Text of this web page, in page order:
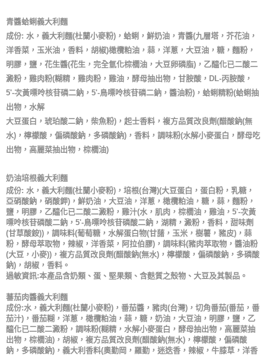
青醬蛤蜊義大利麵
成份: 水，義大利麵(杜蘭小麥粉)，蛤蜊，鮮奶油，青醬(九層塔，芥花油，
洋香菜，玉米油，香料，胡椒)橄欖粕油，蒜，洋蔥，大豆油，糖，麵粉，
明膠，鹽，花生醬(花生，完全氫化棕櫚油，大豆卵磷脂)，乙醯化已二酸二
澱粉，雞肉粉(糊精，雞肉粉，雞油，酵母抽出物，甘胺酸，DL-丙胺酸，
5'-次黃嘌呤核苷磷二鈉，5'-鳥嘌呤核苷磷二鈉，醬油粉)，蛤蜊精粉(蛤蜊抽
出物，水解
大豆蛋白，琥珀酸二鈉，柴魚粉)，起士香料，複方品質改良劑(醋酸鈉(無
水)，檸檬酸，偏磷酸鈉，多磷酸鈉)，香料，調味粉(水解小麥蛋白，酵母吃
出物，高麗菜抽出物，棕櫚油)
奶油培根義大利麵
成份: 水，義大利麵(杜蘭小麥粉)，培根(台灣)(大豆蛋白，蛋白粉，乳糖，
亞硝酸鈉，硝酸鉀)，鮮奶油，大豆油，洋蔥，橄欖粕油，糖，蒜，麵粉，
鹽，明膠，乙醯化已二酸二澱粉，雞汁(水，肌肉，棕櫚油，雞油，5'-次黃
嘌呤核苷磷酸二鈉，5'-鳥嘌呤核苷磷酸二鈉，湖精，澱粉，香料，甜味劑
(甘草酸銨))，調味料(葡萄糖，水解蛋白物(甘藷，玉米，樹薯，豬皮)，蒜
粉，酵母萃取物，辣椒，洋香菜，阿拉伯膠)，調味料(豬肉萃取物，醬油粉
(大豆，小麥))，複方品質改良劑(醋酸鈉(無水)，檸檬酸，偏磷酸鈉，多磷酸
鈉)，胡椒，香料。
過敏資訊:本產品含奶類、蛋、堅果類、含麩質之殼物、大豆及其製品。
蕃茄肉醬義大利麵
成份:水，義大利麵(杜蘭小麥粉)，番茄醬，豬肉(台灣)，切角番茄(番茄，番
茄汁)，番茄糊，洋蔥，橄欖粕油，蒜，糖，奶油，大豆油，明膠，鹽，乙
醯化已二酸二澱粉，調味粉(糊精，水解小麥蛋白，酵母抽出物，高麗菜抽
出物，棕櫚油)，胡椒，複方品質改良劑(醋酸鈉(無水)，檸檬酸，偏磷酸
鈉，多磷酸鈉)，義大利香料(奧勤岡，羅勤，迷迭香，辣椒，牛膝草，洋香